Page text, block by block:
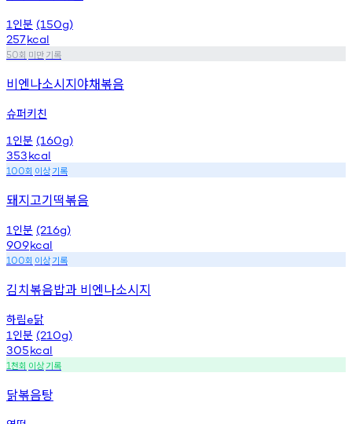
1 인분 (150g)
257kcal
50회 미만기록
비엔나소시지야채볶음
슈퍼키친
1 인분 (160g)
353kcal
100회 이상기록
돼지고기떡볶음
1 인분 (216g)
909kcal
100회 이상기록
김치볶음밥과 비엔나소시지
하림e닭
1 인분 (210g)
305kcal
1천회 이상기록
닭볶음탕